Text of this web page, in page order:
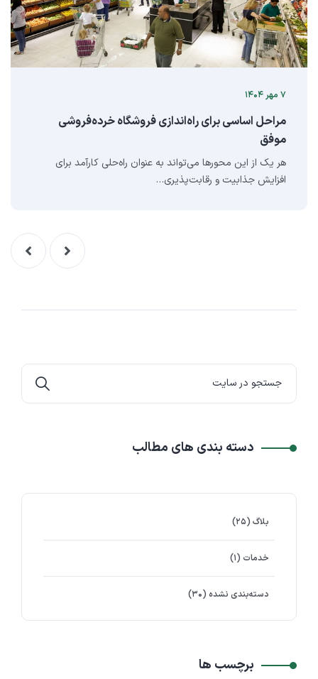
۷ مهر ۱۴۰۴
مراحل اساسی برای راه‌اندازی فروشگاه خرده‌فروشی
موفق
هر یک از این محورها می‌تواند به عنوان راه‌حلی کارآمد برای
افزایش جذابیت و رقابت‌پذیری…
دسته بندی های مطالب
بلاگ (۲۵)
خدمات (۱)
دسته‌بندی نشده (۳۰)
برچسب ها